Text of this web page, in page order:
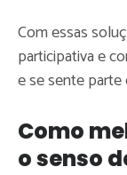
Com essas
participativa e
e se sente parte
Como
o senso